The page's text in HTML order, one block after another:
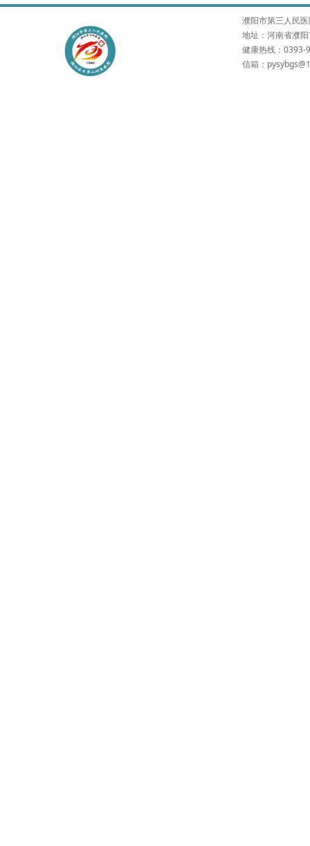
濮阳市第三人民
地址：河南省濮
健康热线：0393-
信箱：